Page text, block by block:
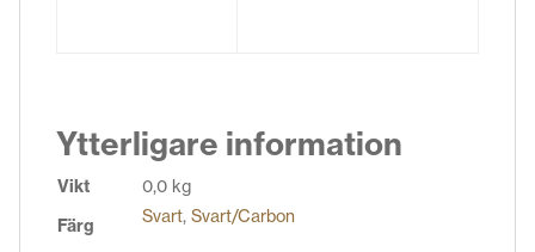
Ytterligare information
Vikt
0,0 kg
Färg
Svart, Svart/Carbon